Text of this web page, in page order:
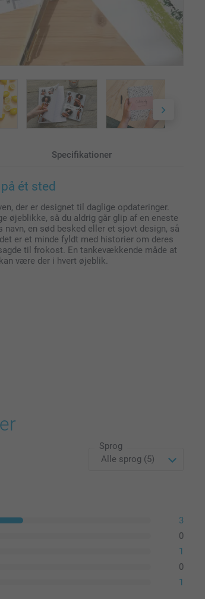
Specifikationer
ét sted
der er designet til daglige opdateringer.
øjeblikke, så du aldrig går glip af en eneste
en sød besked eller et sjovt design, så
er et minde fyldt med historier om deres
til frokost. En tankevækkende måde at
være der i hvert øjeblik.
Sprog
3
0
1
0
1